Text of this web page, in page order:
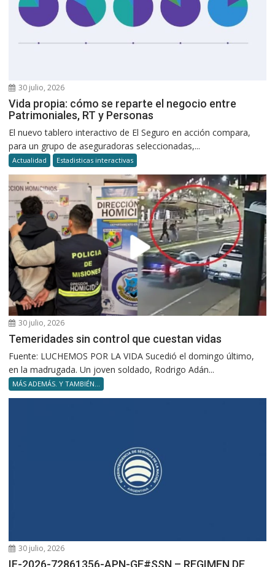
30 julio, 2026
Vida propia: cómo se reparte el negocio entre
Patrimoniales, RT y Personas
El nuevo tablero interactivo de El Seguro en acción compara,
para un grupo de aseguradoras seleccionadas,...
Actualidad Estadisticas interactivas
30 julio, 2026
Temeridades sin control que cuestan vidas
Fuente: LUCHEMOS POR LA VIDA Sucedió el domingo último,
en la madrugada. Un joven soldado, Rodrigo Adán...
MÁS ADEMÁS. Y TAMBIÉN...
30 julio, 2026
IF-2026-72861356-APN-GE#SSN – REGIMEN DE